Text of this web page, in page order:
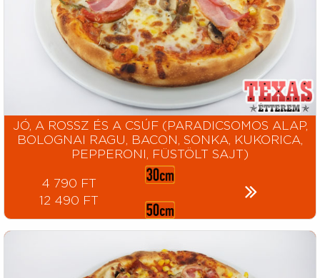
JÓ, A ROSSZ ÉS A CSÚF (PARADICSOMOS ALAP,
BOLOGNAI RAGU, BACON, SONKA, KUKORICA,
PEPPERONI, FÜSTÖLT SAJT)
4 790 FT
12 490 FT